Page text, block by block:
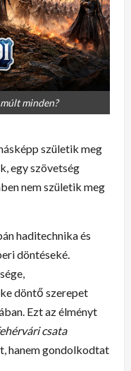
minden?
születik meg
egy szövetség
nem születik meg
haditechnika és
döntéseké.
döntő szerepet
Ezt az élményt
csata
hanem gondolkodtat